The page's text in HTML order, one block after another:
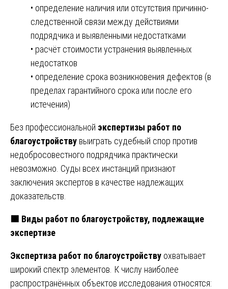
• определение наличия или отсутствия причинно-
следственной связи между действиями
подрядчика и выявленными недостатками
• расчёт стоимости устранения выявленных
недостатков
• определение срока возникновения дефектов (в
пределах гарантийного срока или после его
истечения)
Без профессиональной экспертизы работ по
благоустройству выиграть судебный спор против
недобросовестного подрядчика практически
невозможно. Суды всех инстанций признают
заключения экспертов в качестве надлежащих
доказательств.
🟩 Виды работ по благоустройству, подлежащие
экспертизе
Экспертиза работ по благоустройству охватывает
широкий спектр элементов. К числу наиболее
распространённых объектов исследования относятся: